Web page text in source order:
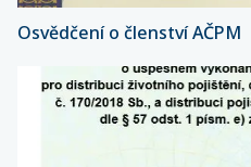
Osvědčení o členství AČPM